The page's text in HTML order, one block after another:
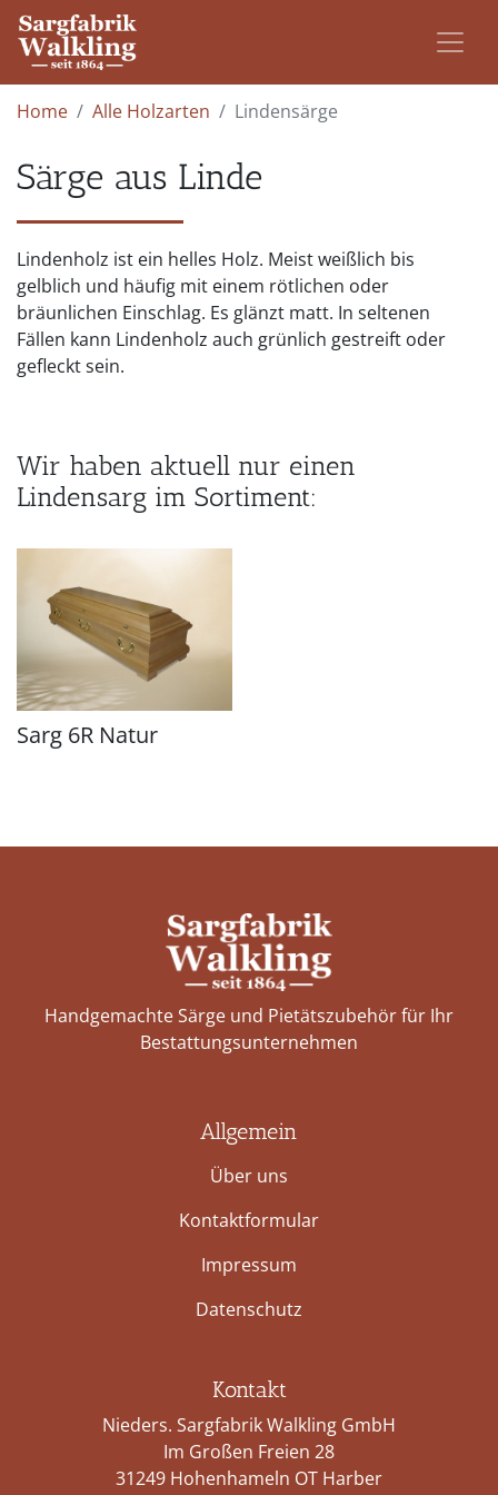
Home Alle Holzarten Lindensärge
Särge aus Linde
Lindenholz ist ein helles Holz. Meist weißlich bis
gelblich und häufig mit einem rötlichen oder
bräunlichen Einschlag. Es glänzt matt. In seltenen
Fällen kann Lindenholz auch grünlich gestreift oder
gefleckt sein.
Wir haben aktuell nur einen
Lindensarg im Sortiment:
Sarg 6R Natur
Handgemachte Särge und Pietätszubehör für Ihr
Bestattungs­unternehmen
Allgemein
Über uns
Kontaktformular
Impressum
Datenschutz
Kontakt
Nieders. Sargfabrik Walkling GmbH
Im Großen Freien 28
31249 Hohenhameln OT Harber